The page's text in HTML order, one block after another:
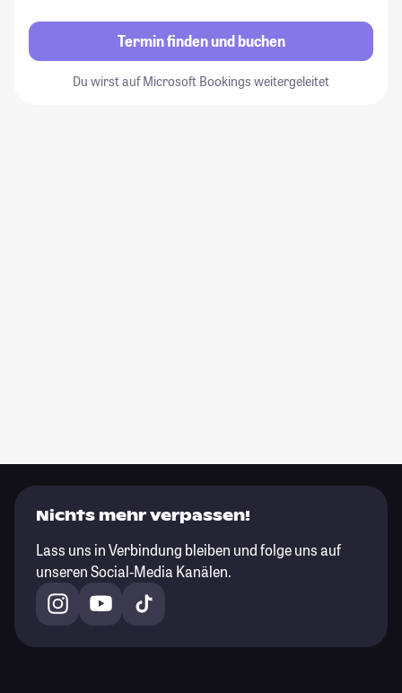
Termin finden und buchen
Du wirst auf Microsoft Bookings weitergeleitet
Nichts mehr verpassen!
Lass uns in Verbindung bleiben und folge uns auf
unseren Social-Media Kanälen.